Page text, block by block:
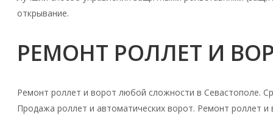
открывание.
РЕМОНТ РОЛЛЕТ И
Ремонт роллет и ворот любой сложности в Севастополе.
Продажа роллет и автоматических ворот. Ремонт роллет